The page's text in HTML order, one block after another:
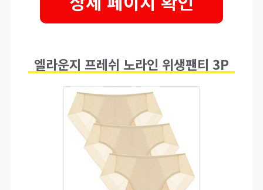
엘라운지 프레쉬 노라인 위생팬티 3P